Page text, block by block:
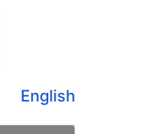
English